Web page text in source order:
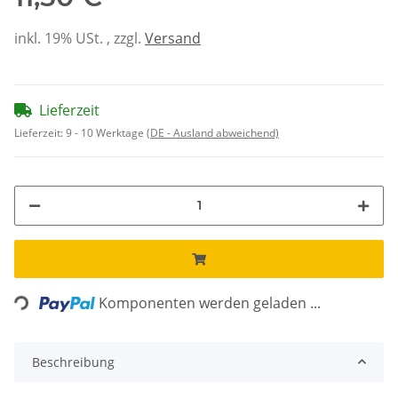
inkl. 19% USt. , zzgl. Versand
Lieferzeit
Lieferzeit:9 - 10 Werktage (DE - Ausland abweichend)
Loading... Komponenten werden geladen ...
Beschreibung